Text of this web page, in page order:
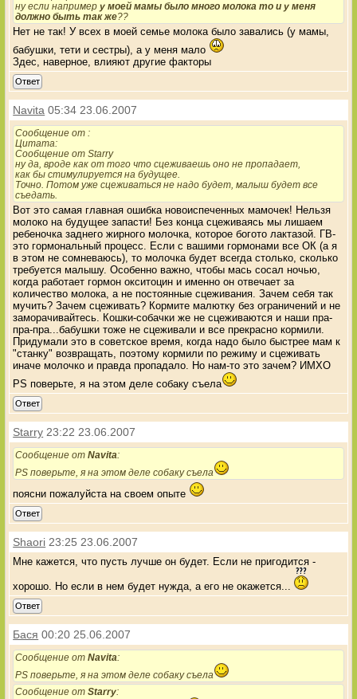
ну если напримеру моей мамы было много молока то и у меня
должно быть так же??
Нет не так! У всех в моей семье молока было завались (у мамы,
бабушки, тети и сестры), а у меня мало
Здес, наверное, влияют другие факторы
Ответ
Navita 05:34 23.06.2007
Сообщение от :
Цитата:
Сообщение от Starry
ну да, вроде как от того что сцеживаешь оно не пропадает,
как бы стимулируется на будущее.
Точно. Потом уже сцеживаться не надо будет, малыш будет все
съедать.
Вот это самая главная ошибка новоиспеченных мамочек! Нельзя
молоко на будущее запасти! Без конца сцеживаясь мы лишаем
ребеночка заднего жирного молочка, которое богото лактазой. ГВ-
это гормональный процесс. Если с вашими гормонами все ОК (а я
в этом не сомневаюсь), то молочка будет всегда столько, сколько
требуется малышу. Особенно важно, чтобы мась сосал ночью,
когда работает гормон окситоцин и именно он отвечает за
количество молока, а не постоянные сцеживания. Зачем себя так
мучить? Зачем сцеживать? Кормите малютку без ограничений и не
заморачивайтесь. Кошки-собачки же не сцеживаются и наши пра-
пра-пра...бабушки тоже не сцеживали и все прекрасно кормили.
Придумали это в советское время, когда надо было быстрее мам к
"станку" возвращать, поэтому кормили по режиму и сцеживать
иначе молочко и правда пропадало. Но нам-то это зачем? ИМХО
PS поверьте, я на этом деле собаку съела
Ответ
Starry 23:22 23.06.2007
Сообщение отNavita:
PS поверьте, я на этом деле собаку съела
поясни пожалуйста на своем опыте
Ответ
Shaori 23:25 23.06.2007
Мне кажется, что пусть лучше он будет. Если не пригодится -
хорошо. Но если в нем будет нужда, а его не окажется...
Ответ
Бася 00:20 25.06.2007
Сообщение отNavita:
PS поверьте, я на этом деле собаку съела
Сообщение отStarry: